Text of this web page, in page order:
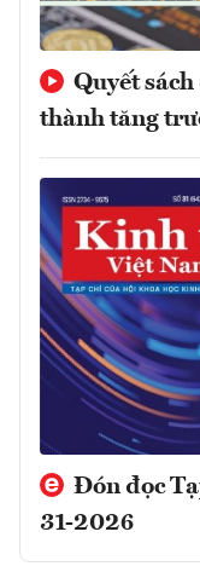
Quyết
thành tăng
Đón đọc
31-2026